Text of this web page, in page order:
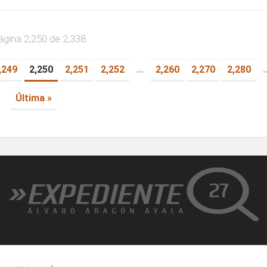
2,250 de 2,338
2,250 2,251 2,252 ... 2,260 2,270 2,280
Última »